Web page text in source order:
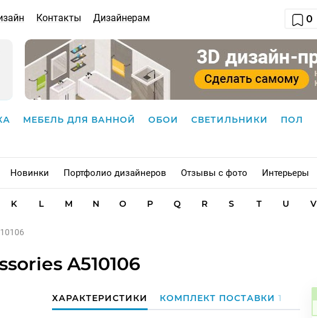
Контакты Дизайнерам 0
МЕБЕЛЬ ДЛЯ ВАННОЙ ОБОИ СВЕТИЛЬНИКИ ПОЛ
Новинки Портфолио дизайнеров Отзывы с фото Интерьеры
K L M N O P Q R S T U V
A510106
ХАРАКТЕРИСТИКИ КОМПЛЕКТ ПОСТАВКИ1